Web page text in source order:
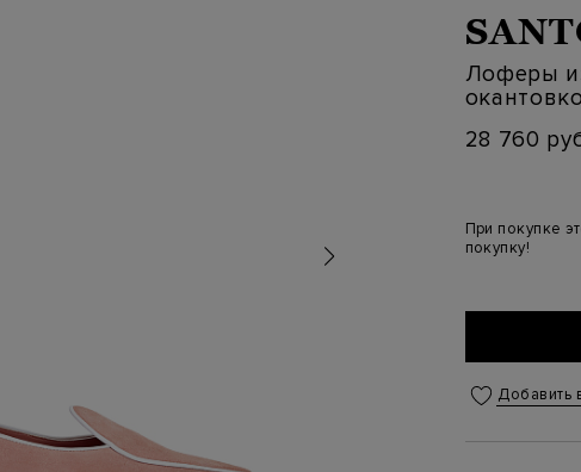
Лоферы
28 760
При покупке
покупку!
Добавить